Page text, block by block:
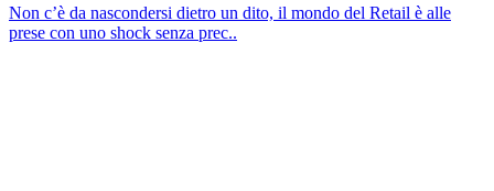
Non c’è da nascondersi dietro un dito, il mondo del Retail è alle
prese con uno shock senza prec..